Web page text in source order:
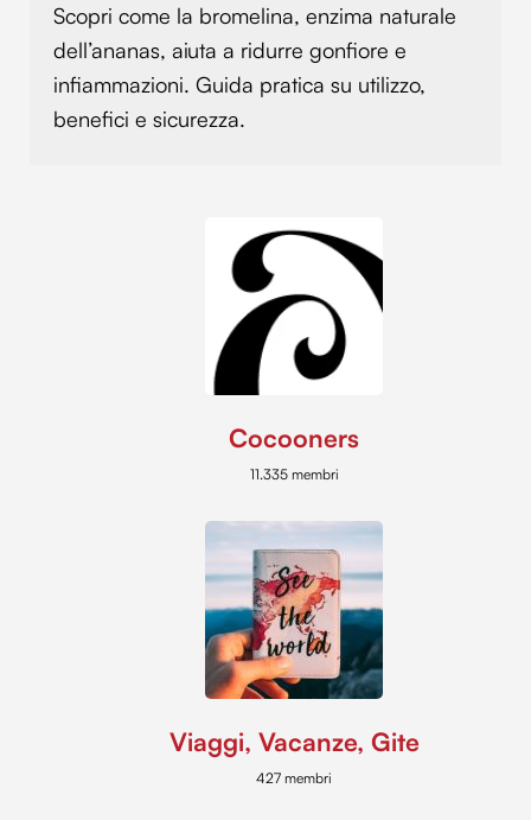
Scopri come la bromelina, enzima naturale
dell’ananas, aiuta a ridurre gonfiore e
infiammazioni. Guida pratica su utilizzo,
benefici e sicurezza.
Cocooners
11.335 membri
Viaggi, Vacanze, Gite
427 membri